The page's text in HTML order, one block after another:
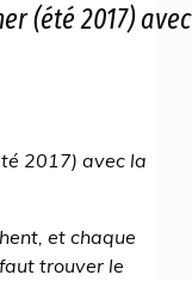
(été 2017) avec
2017) avec la
et chaque
trouver le